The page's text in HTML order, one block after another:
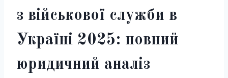
з військової служби в
Україні 2025: повний
юридичний аналіз